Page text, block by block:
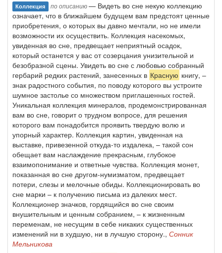
Коллекция по описанию— Видеть во сне некую коллекцию
означает, что в ближайшем будущем вам предстоят ценные
приобретения, о которых вы давно мечтали, но не имели
возможности их осуществить. Коллекция насекомых,
увиденная во сне, предвещает неприятный осадок,
который останется у вас от созерцания унизительной и
безобразной сцены. Увидеть во сне с любовью собранный
гербарий редких растений, занесенных в Красную книгу, –
знак радостного события, по поводу которого вы устроите
шумное застолье со множеством приглашенных гостей.
Уникальная коллекция минералов, продемонстрированная
вам во сне, говорит о трудном вопросе, для решения
которого вам понадобится проявить твердую волю и
упорный характер. Коллекция картин, увиденная на
выставке, привезенной откуда-то издалека, – такой сон
обещает вам наслаждение прекрасным, глубокое
взаимопонимание и ответные чувства. Коллекция монет,
показанная во сне другом-нумизматом, предвещает
потери, слезы и мелочные обиды. Коллекционировать во
сне марки – к получению письма из далеких мест.
Коллекционер значков, гордящийся во сне своим
внушительным и ценным собранием, – к жизненным
переменам, не несущим в себе никаких существенных
изменений ни в худшую, ни в лучшую сторону., Сонник
Мельникова